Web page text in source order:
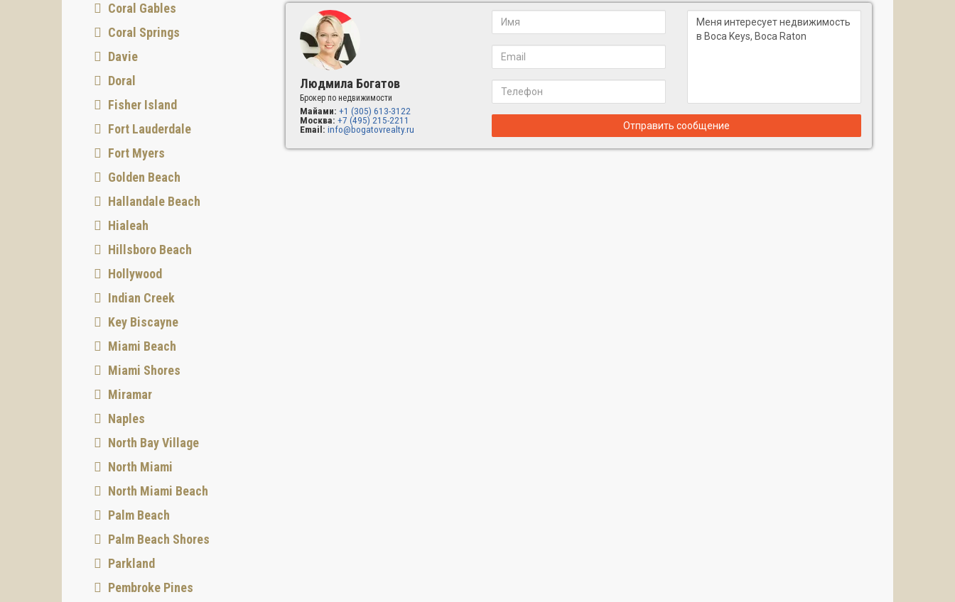
Людмила Богатов
Брокер по недвижимости
Майами: +1 (305) 613-3122
Москва: +7 (495) 215-2211
Email: info@bogatovrealty.ru Отправить сообщение
Coral Gables
Coral Springs
Davie
Doral
Fisher Island
Fort Lauderdale
Fort Myers
Golden Beach
Hallandale Beach
Hialeah
Hillsboro Beach
Hollywood
Indian Creek
Key Biscayne
Miami Beach
Miami Shores
Miramar
Naples
North Bay Village
North Miami
North Miami Beach
Palm Beach
Palm Beach Shores
Parkland
Pembroke Pines